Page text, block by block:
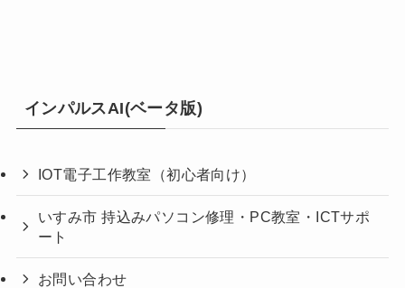
インパルスAI(ベータ版)
IOT電子工作教室（初心者向け）
いすみ市 持込みパソコン修理・PC教室・ICTサポ
ート
お問い合わせ